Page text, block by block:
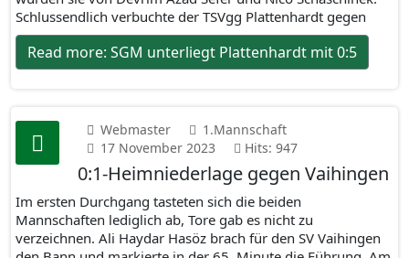
Schlussendlich verbuchte der TSVgg Plattenhardt gegen
Read more: SGM unterliegt Plattenhardt mit 0:5
Webmaster
1.Mannschaft
17 November 2023
Hits: 947
0:1-Heimniederlage gegen Vaihingen
Im ersten Durchgang tasteten sich die beiden
Mannschaften lediglich ab, Tore gab es nicht zu
verzeichnen. Ali Haydar Hasöz brach für den SV Vaihingen